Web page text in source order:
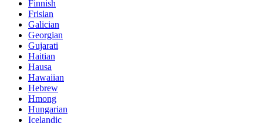
Finnish
Frisian
Galician
Georgian
Gujarati
Haitian
Hausa
Hawaiian
Hebrew
Hmong
Hungarian
Icelandic